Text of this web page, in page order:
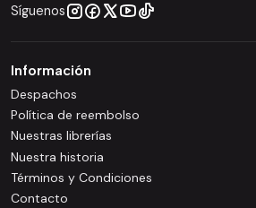
Síguenos
Información
Despachos
Política de reembolso
Nuestras librerías
Nuestra historia
Términos y Condiciones
Contacto